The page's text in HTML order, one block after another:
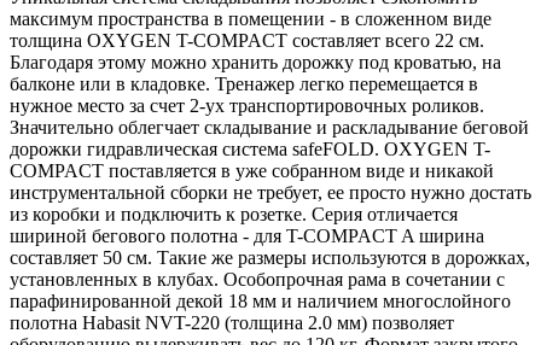
максимум пространства в помещении - в сложенном виде
толщина OXYGEN T-COMPACT составляет всего 22 см.
Благодаря этому можно хранить дорожку под кроватью, на
балконе или в кладовке. Тренажер легко перемещается в
нужное место за счет 2-ух транспортировочных роликов.
Значительно облегчает складывание и раскладывание беговой
дорожки гидравлическая система safeFOLD. OXYGEN T-
COMPACT поставляется в уже собранном виде и никакой
инструментальной сборки не требует, ее просто нужно достать
из коробки и подключить к розетке. Серия отличается
шириной бегового полотна - для T-COMPACT A ширина
составляет 50 см. Такие же размеры используются в дорожках,
установленных в клубах. Особопрочная рама в сочетании с
парафинированной декой 18 мм и наличием многослойного
полотна Habasit NVT-220 (толщина 2.0 мм) позволяет